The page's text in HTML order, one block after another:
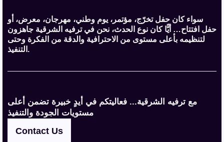
سواء كان حفل تخرّج، مؤتمر، يوم وطني، مهرجان، معرض، أو
حفل افتتاح… أيًّا كان نوع الحدث، نحن في ترفيه الشرقية جاهزون
لتنظيمه بأعلى مستوى من الاحترافية والدقة من الفكرة وحتى
التنفيذ.
مع ترفيه الشرقية... فعاليتكم في أيدٍ خبيرة تضمن أعلى
مستويات الجودة والتنفيذ
Contact Us